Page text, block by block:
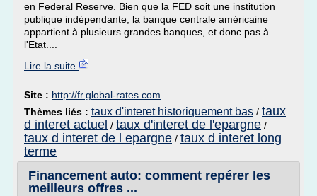
en Federal Reserve. Bien que la FED soit une institution
publique indépendante, la banque centrale américaine
appartient à plusieurs grandes banques, et donc pas à
l'Etat....
Lire la suite
Site : http://fr.global-rates.com
Thèmes liés : taux d'interet historiquement bas / taux
d interet actuel / taux d'interet de l'epargne /
taux d interet de l epargne / taux d interet long
terme
Financement auto: comment repérer les
meilleurs offres ...